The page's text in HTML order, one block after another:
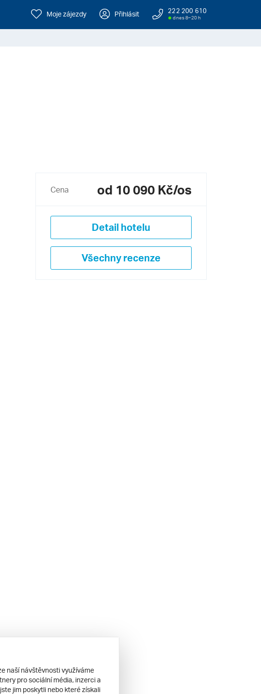
Moje zájezdy Přihlásit 222 200 610
dnes 8–20 h
Cena od 10 090 Kč/os
Detail hotelu
Všechny recenze
naší návštěvnosti využíváme
pro sociální média, inzerci a
jim poskytli nebo které získali